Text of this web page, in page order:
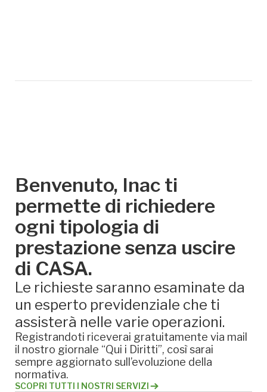
Benvenuto, Inac ti
permette di richiedere
ogni tipologia di
prestazione senza uscire
di CASA.
Le richieste saranno esaminate da
un esperto previdenziale che ti
assisterà nelle varie operazioni.
Registrandoti riceverai gratuitamente via mail
il nostro giornale “Qui i Diritti”, così sarai
sempre aggiornato sull’evoluzione della
normativa.
SCOPRI TUTTI I NOSTRI SERVIZI